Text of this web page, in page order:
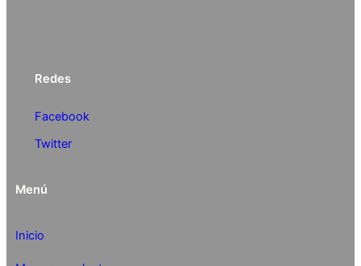
Redes
Facebook
Twitter
Menú
Inicio